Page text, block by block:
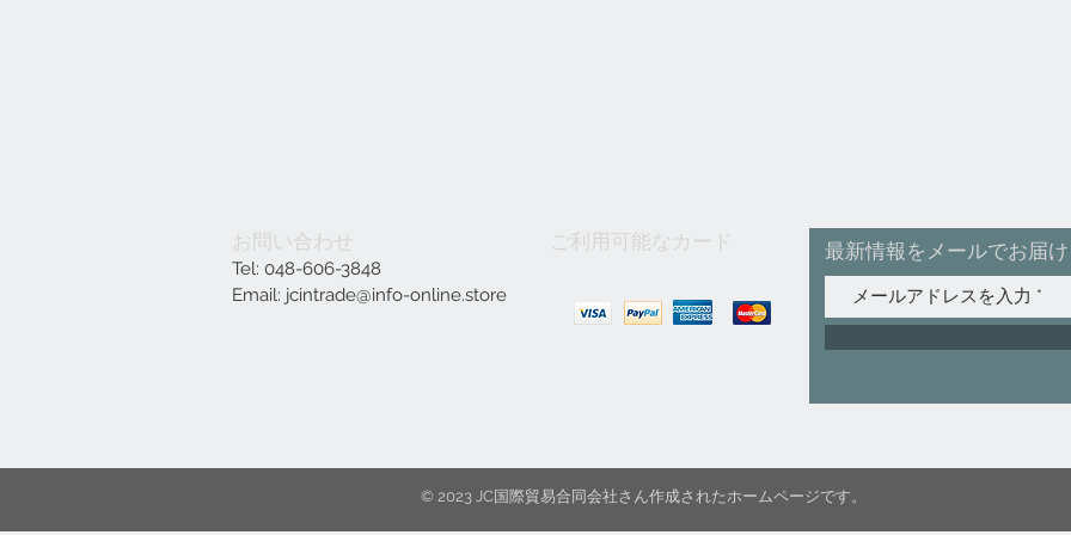
お問い合わせ
Tel: 048-606-3848
Email: jcintrade@info-online.store
ご利用可能なカード 最新情報をメールでお届
© 2023 JC国際貿易合同会社さん作成されたホームページです。